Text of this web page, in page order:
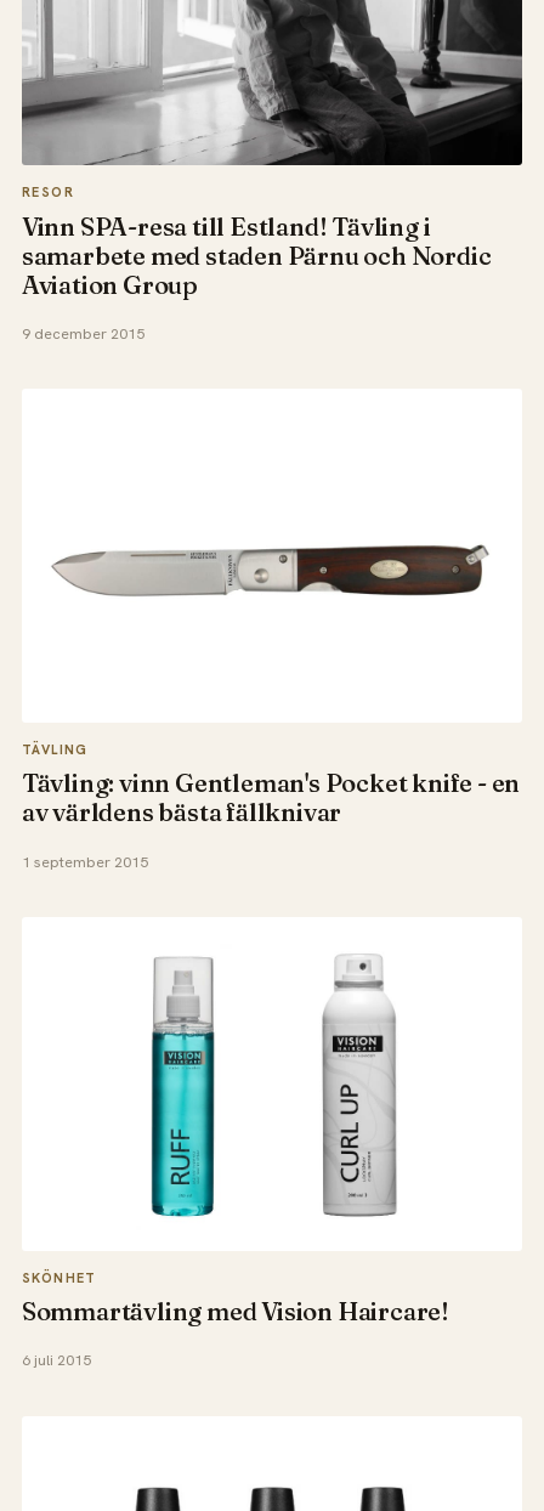
RESOR
Vinn SPA-resa till Estland! Tävling i
samarbete med staden Pärnu och Nordic
Aviation Group
9 december 2015
TÄVLING
Tävling: vinn Gentleman's Pocket knife - en
av världens bästa fällknivar
1 september 2015
SKÖNHET
Sommartävling med Vision Haircare!
6 juli 2015